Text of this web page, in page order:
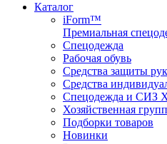
Каталог
iForm™
Премиальная
Спецодежда
Рабочая обувь
Средства защиты рук
Средства
Спецодежда и СИЗ
Хозяйственная
Подборки товаров
Новинки